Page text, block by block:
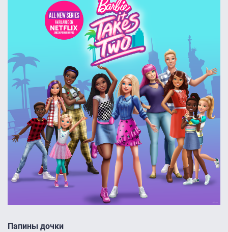
Папины дочки